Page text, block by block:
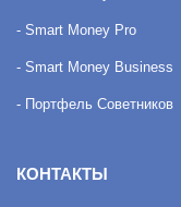
- Smart Money Pro
- Smart Money Business
- Портфель Советников
КОНТАКТЫ